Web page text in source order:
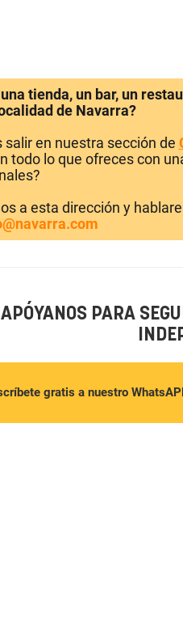
tienda, un bar, un
de Navarra?
salir en nuestra sección de
todo lo que ofreces con
a esta dirección y
APÓYANOS PARA
gratis a nuestro